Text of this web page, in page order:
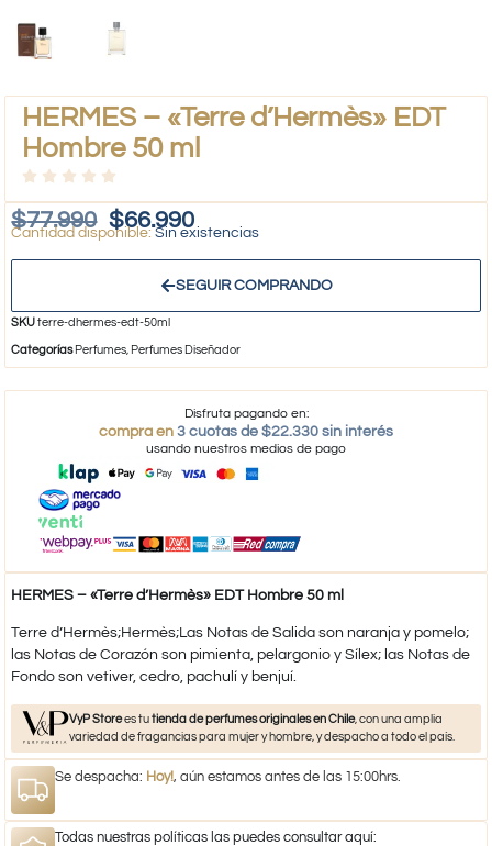
HERMES – «Terre d’Hermès» EDT
Hombre 50 ml
$77.990 $66.990
Sin existencias
SEGUIR COMPRANDO
SKUterre-dhermes-edt-50ml
Categorías Perfumes, Perfumes Diseñador
Disfruta pagando en:
compra en 3 cuotas de $22.330 sin interés
usando nuestros medios de pago
HERMES – «Terre d’Hermès» EDT Hombre 50 ml
Terre d’Hermès;Hermès;Las Notas de Salida son naranja y pomelo;
las Notas de Corazón son pimienta, pelargonio y Sílex; las Notas de
Fondo son vetiver, cedro, pachulí y benjuí.
VyP Storees tutienda de perfumes originales en Chile, con una amplia
variedad de fragancias para mujer y hombre, y despacho a todo el país.
Se despacha: Hoy!, aún estamos antes de las 15:00hrs.
Todas nuestras políticas las puedes consultar aquí: